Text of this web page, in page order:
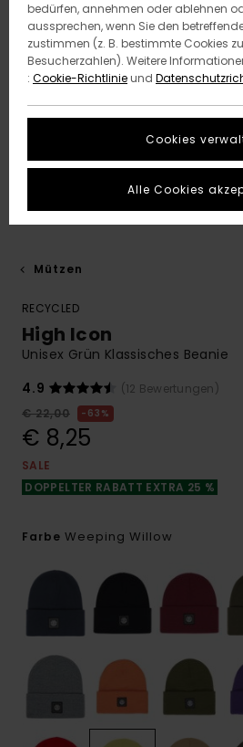
Mützen
RECYCLED
High Icon
Unisex Grün Klassisches Beanie
4.9
(12 Bewertungen)
€ 22,00
63%
€ 8,25
SALE
DOPPELTER RABATT EXTRA 25 %
Farbe Weeping Willow
bedürfen, annehmen oder ablehnen
aussprechen, wenn Sie den
zustimmen (z. B. bestimmte Cookies
Besucherzahlen). Weitere
: Cookie-Richtlinieund
Cookies
Alle Cookies